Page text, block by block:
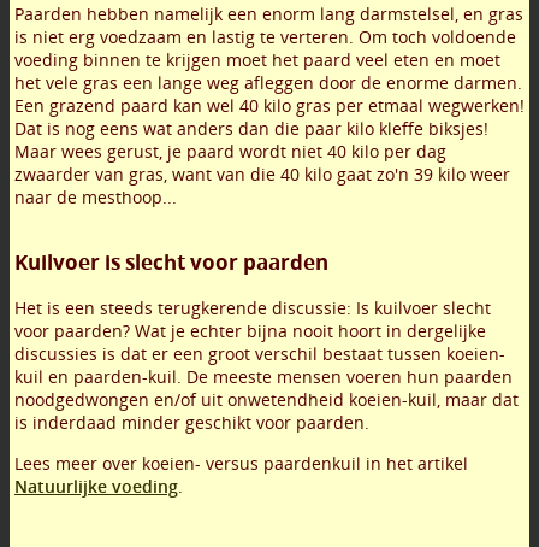
Paarden hebben namelijk een enorm lang darmstelsel, en gras
is niet erg voedzaam en lastig te verteren. Om toch voldoende
voeding binnen te krijgen moet het paard veel eten en moet
het vele gras een lange weg afleggen door de enorme darmen.
Een grazend paard kan wel 40 kilo gras per etmaal wegwerken!
Dat is nog eens wat anders dan die paar kilo kleffe biksjes!
Maar wees gerust, je paard wordt niet 40 kilo per dag
zwaarder van gras, want van die 40 kilo gaat zo'n 39 kilo weer
naar de mesthoop...
Kuilvoer is slecht voor paarden
Het is een steeds terugkerende discussie: Is kuilvoer slecht
voor paarden? Wat je echter bijna nooit hoort in dergelijke
discussies is dat er een groot verschil bestaat tussen koeien-
kuil en paarden-kuil. De meeste mensen voeren hun paarden
noodgedwongen en/of uit onwetendheid koeien-kuil, maar dat
is inderdaad minder geschikt voor paarden.
Lees meer over koeien- versus paardenkuil in het artikel
Natuurlijke voeding